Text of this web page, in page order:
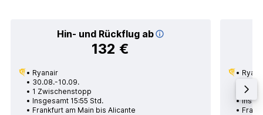
Hin- und Rückflug ab
132 €
Ryanair
30.08.-10.09.
1 Zwischenstopp
Insgesamt 15:55 Std.
Frankfurt am Main bis Alicante